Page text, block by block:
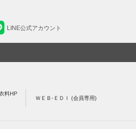
LINE公式アカウント
料HP
ＷＥＢ-ＥＤＩ (会員専用)